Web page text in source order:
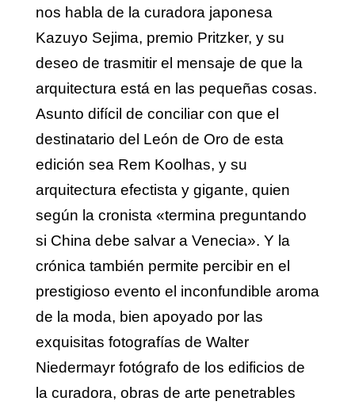
nos habla de la curadora japonesa
Kazuyo Sejima, premio Pritzker, y su
deseo de trasmitir el mensaje de que la
arquitectura está en las pequeñas cosas.
Asunto difícil de conciliar con que el
destinatario del León de Oro de esta
edición sea Rem Koolhas, y su
arquitectura efectista y gigante, quien
según la cronista «termina preguntando
si China debe salvar a Venecia». Y la
crónica también permite percibir en el
prestigioso evento el inconfundible aroma
de la moda, bien apoyado por las
exquisitas fotografías de Walter
Niedermayr fotógrafo de los edificios de
la curadora, obras de arte penetrables